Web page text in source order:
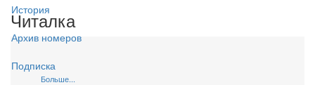
История
Архив номеров
Подписка
Читалка
Больше...